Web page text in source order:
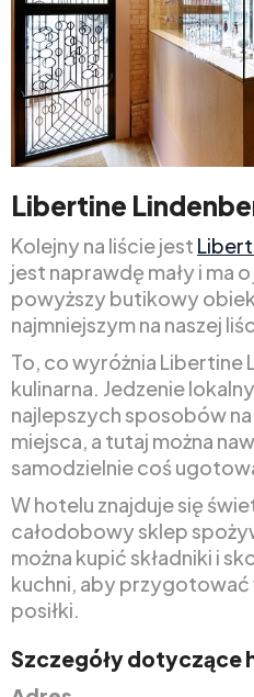
Libertine
Kolejny na liście jest
jest naprawdę mały i ma
powyższy butikowy
najmniejszym na naszej
To, co wyróżnia Libertine
kulinarna. Jedzenie
najlepszych sposobów
miejsca, a tutaj można
samodzielnie coś
W hotelu znajduje się
całodobowy sklep
można kupić składniki i
kuchni, aby przygotować
posiłki.
Szczegóły dotyczące